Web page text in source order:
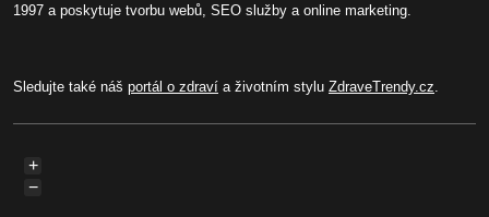
1997 a poskytuje tvorbu webů, SEO služby a online marketing.
Sledujte také náš portál o zdraví a životním stylu ZdraveTrendy.cz
+
−